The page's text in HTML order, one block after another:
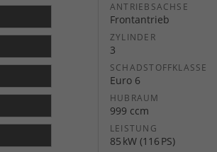
ANTRIEBSACHSE
Frontantrieb
ZYLINDER
3
SCHADSTOFFKLASSE
Euro 6
HUBRAUM
999 ccm
LEISTUNG
85 kW (116 PS)